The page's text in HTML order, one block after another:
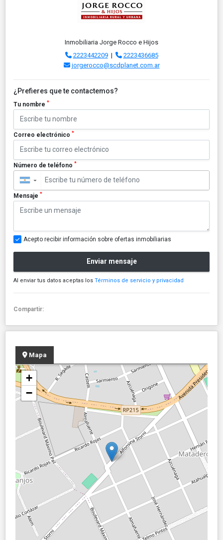
Inmobiliaria Jorge Rocco e Hijos
2223442209|
2223436685
jorgerocco@scdplanet.com.ar
¿Prefieres que te contactemos?
Tu nombre *
Correo electrónico *
Número de teléfono *
▼
Mensaje *
Acepto recibir información sobre ofertas inmobiliarias
Enviar mensaje
Al enviar tus datos aceptas los Términos de servicio y privacidad
Compartir:
Mapa
+
−